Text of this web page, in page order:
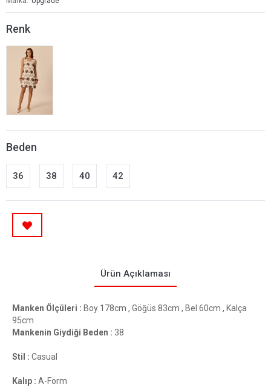
Renk
Beden
36 38 40 42
Ürün Açıklaması
Manken Ölçüleri : Boy 178cm , Göğüs 83cm , Bel 60cm , Kalça
95cm
Mankenin Giydiği Beden : 38
Stil : Casual
Kalıp : A-Form